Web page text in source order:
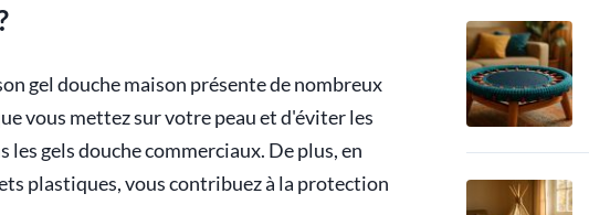
gel douche maison présente de nombreux
vous mettez sur votre peau et d'éviter les
gels douche commerciaux. De plus, en
plastiques, vous contribuez à la protection